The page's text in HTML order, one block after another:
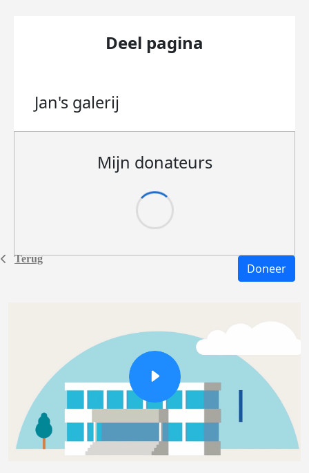
Terug
Deel pagina
Jan's galerij
Mijn donateurs
Doneer